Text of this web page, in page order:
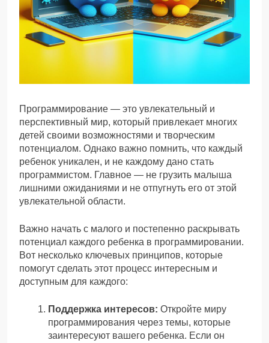
Программирование — это увлекательный и
перспективный мир, который привлекает многих
детей своими возможностями и творческим
потенциалом. Однако важно помнить, что каждый
ребенок уникален, и не каждому дано стать
программистом. Главное — не грузить малыша
лишними ожиданиями и не отпугнуть его от этой
увлекательной области.
Важно начать с малого и постепенно раскрывать
потенциал каждого ребенка в программировании.
Вот несколько ключевых принципов, которые
помогут сделать этот процесс интересным и
доступным для каждого:
Поддержка интересов: Откройте миру
программирования через темы, которые
заинтересуют вашего ребенка. Если он